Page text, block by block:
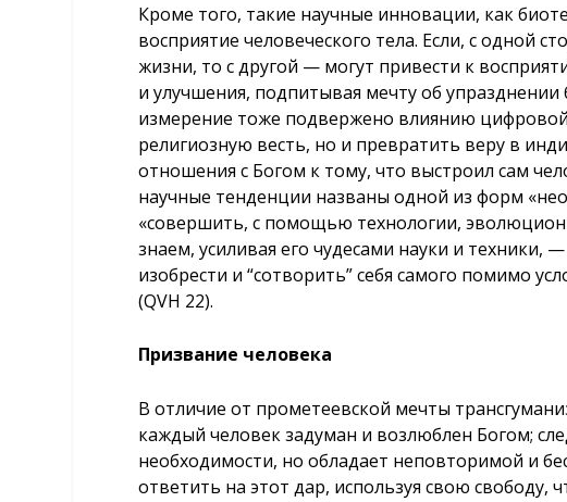
Кроме того, такие научные инновации, как
восприятие человеческого тела. Если, с одной
жизни, то с другой — могут привести к
и улучшения, подпитывая мечту об
измерение тоже подвержено влиянию
религиозную весть, но и превратить веру в
отношения с Богом к тому, что выстроил сам
научные тенденции названы одной из форм
«совершить, с помощью технологии,
знаем, усиливая его чудесами науки и
изобрести и “сотворить” себя самого помимо
(QVH 22).
Призвание человека
В отличие от прометеевской мечты
каждый человек задуман и возлюблен Богом;
необходимости, но обладает неповторимой и
ответить на этот дар, используя свою свободу,